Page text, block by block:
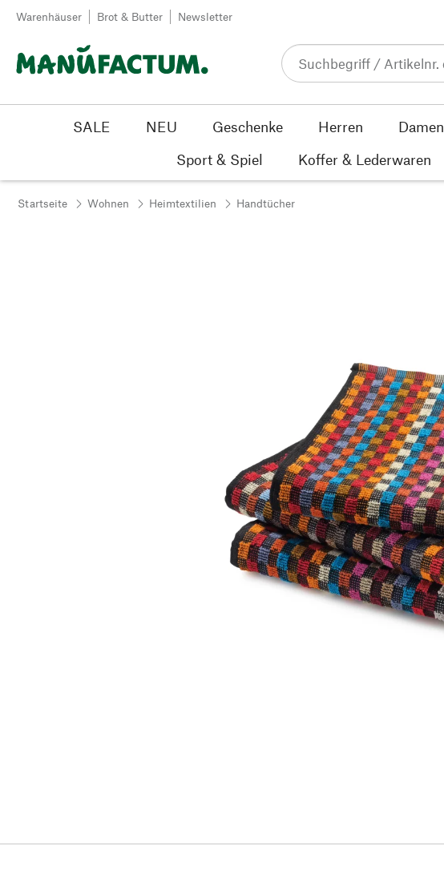
Zum Inhalt springen
Warenhäuser Brot & Butter Newsletter
SALE NEU Geschenke Herren Damen
Sport & Spiel
Koffer & Lederwaren
Startseite Wohnen Heimtextilien Handtücher